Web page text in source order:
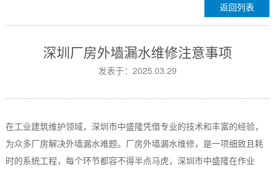
返回列表
深圳厂房外墙漏水维修注意事项
发表于：2025.03.29
在工业建筑维护领域，深圳市中盛隆凭借专业的技术和丰富的经验，
为众多厂房解决外墙漏水难题。厂房外墙漏水维修，是一项细致且耗
时的系统工程，每个环节都容不得半点马虎，深圳市中盛隆在作业